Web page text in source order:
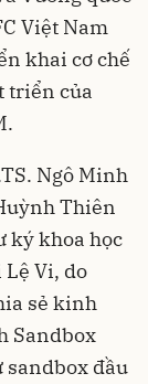
Việt Nam
khai cơ chế
triển của
Ngô Minh
Thiên
ký khoa học
Vi, do
sẻ kinh
Sandbox
sandbox đầu